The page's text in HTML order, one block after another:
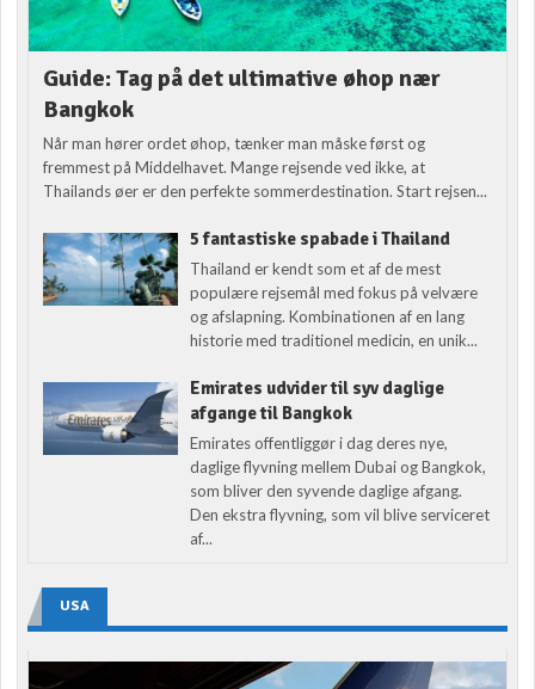
Guide: Tag på det ultimative øhop nær
Bangkok
Når man hører ordet øhop, tænker man måske først og
fremmest på Middelhavet. Mange rejsende ved ikke, at
Thailands øer er den perfekte sommerdestination. Start rejsen...
5 fantastiske spabade i Thailand
Thailand er kendt som et af de mest
populære rejsemål med fokus på velvære
og afslapning. Kombinationen af en lang
historie med traditionel medicin, en unik...
Emirates udvider til syv daglige
afgange til Bangkok
Emirates offentliggør i dag deres nye,
daglige flyvning mellem Dubai og Bangkok,
som bliver den syvende daglige afgang.
Den ekstra flyvning, som vil blive serviceret
af...
USA